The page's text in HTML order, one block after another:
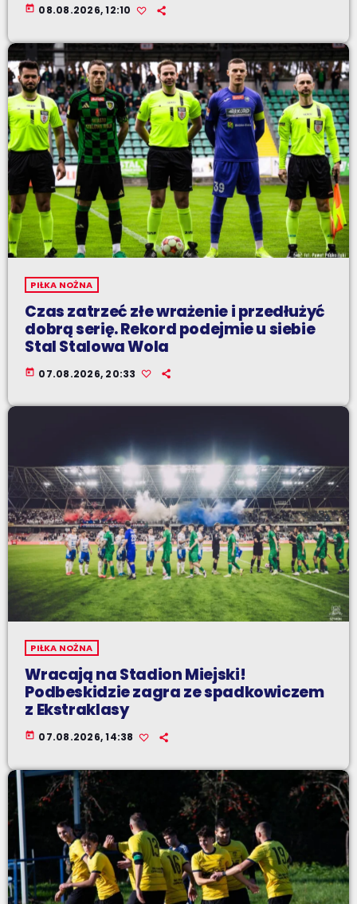
today 08.08.2026, 12:10
PIŁKA NOŻNA
Czas zatrzeć złe wrażenie i przedłużyć
dobrą serię. Rekord podejmie u siebie
Stal Stalowa Wola
today 07.08.2026, 20:33
PIŁKA NOŻNA
Wracają na Stadion Miejski!
Podbeskidzie zagra ze spadkowiczem
z Ekstraklasy
today 07.08.2026, 14:38